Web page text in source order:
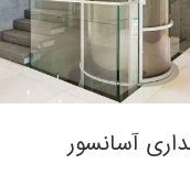
آسانسور